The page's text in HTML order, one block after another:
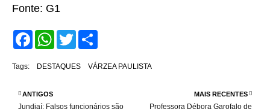
Fonte: G1
F
a
e
o
k
W
h
t
p
T
w
t
r
Tags: DESTAQUES VÁRZEA PAULISTA
MAIS RECENTES
Professora Débora Garofalo de
ANTIGOS
Jundiaí: Falsos funcionários são